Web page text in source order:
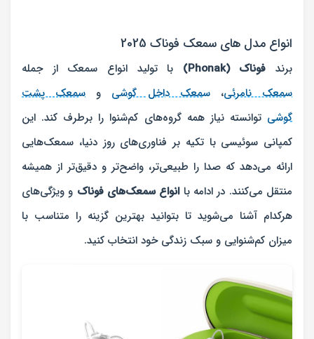
انواع مدل های سمعک فوناک 2025
برند فوناک (Phonak)
با تولید انواع سمعک از جمله
سمعک نامرئی،سمعک داخل گوشی و سمعک پشت
گوشی توانسته نیاز همه گروه‌های کم‌شنوا را برطرف کند. این
کمپانی سوئیسی با تکیه بر فناوری‌های روز دنیا، سمعک‌هایی
ارائه می‌دهد که صدا را طبیعی‌تر، واضح‌تر و دقیق‌تر از همیشه
منتقل می‌کنند. در ادامه باانواع سمعک‌های فوناک و ویژگی‌های
هرکدام آشنا می‌شوید تا بتوانید بهترین گزینه را متناسب با
میزان کم‌شنوایی و سبک زندگی خود انتخاب کنید.